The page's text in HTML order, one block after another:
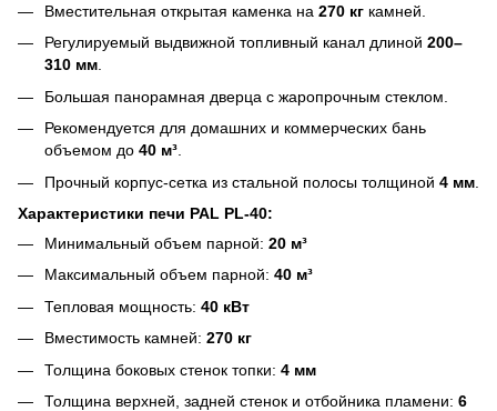
Вместительная открытая каменка на 270 кг камней.
Регулируемый выдвижной топливный канал длиной 200–
310 мм.
Большая панорамная дверца с жаропрочным стеклом.
Рекомендуется для домашних и коммерческих бань
объемом до 40 м³
Прочный корпус-сетка из стальной полосы толщиной 4 мм
Характеристики печи PAL PL-40:
Минимальный объем парной: 20 м³
Максимальный объем парной: 40 м³
Тепловая мощность: 40 кВт
Вместимость камней: 270 кг
Толщина боковых стенок топки: 4 мм
Толщина верхней, задней стенок и отбойника пламени: 6